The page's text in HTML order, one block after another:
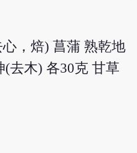
，焙) 菖蒲 熟乾地
去木) 各30克 甘草